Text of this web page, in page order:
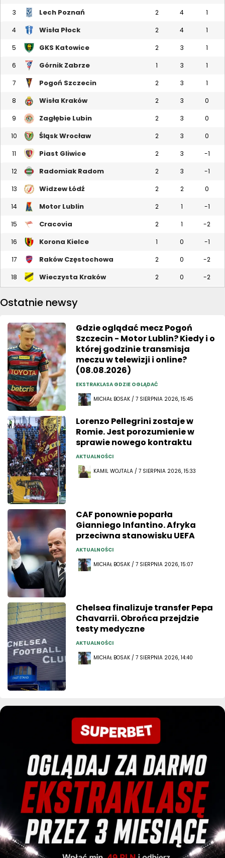
3 Lech Poznań 2 4 1
4 Wisła Płock 2 4 1
5 GKS Katowice 2 3 1
6 Górnik Zabrze 1 3 1
7 Pogoń Szczecin 2 3 1
8 Wisła Kraków 2 3 0
9 Zagłębie Lubin 2 3 0
10 Śląsk Wrocław 2 3 0
11 Piast Gliwice 2 3 -1
12 Radomiak Radom 2 3 -1
13 Widzew Łódź 2 2 0
14 Motor Lublin 2 1 -1
15 Cracovia 2 1 -2
16 Korona Kielce 1 0 -1
17 Raków Częstochowa 2 0 -2
18 Wieczysta Kraków 2 0 -2
Ostatnie newsy
Gdzie oglądać mecz Pogoń
Szczecin - Motor Lublin? Kiedy i o
której godzinie transmisja
meczu w telewizji i online?
(08.08.2026)
EKSTRAKLASA GDZIE OGLĄDAĆ
MICHAŁ BOSAK / 7 SIERPNIA 2026, 15:45
Lorenzo Pellegrini zostaje w
Romie. Jest porozumienie w
sprawie nowego kontraktu
AKTUALNOŚCI
KAMIL WOJTALA / 7 SIERPNIA 2026, 15:33
CAF ponownie poparła
Gianniego Infantino. Afryka
przeciwna stanowisku UEFA
AKTUALNOŚCI
MICHAŁ BOSAK / 7 SIERPNIA 2026, 15:07
Chelsea finalizuje transfer Pepa
Chavarrii. Obrońca przejdzie
testy medyczne
AKTUALNOŚCI
MICHAŁ BOSAK / 7 SIERPNIA 2026, 14:40